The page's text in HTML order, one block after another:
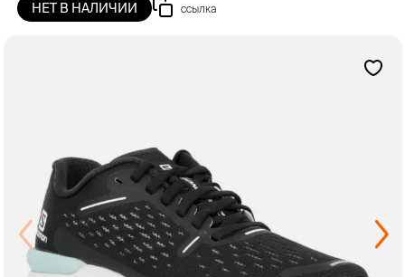
НЕТ В НАЛИЧИИ ссылка